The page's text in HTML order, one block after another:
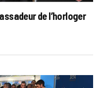
de l’horloger